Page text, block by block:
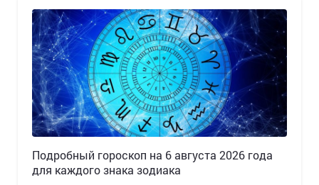
Подробный гороскоп на 6 августа 2026 года
для каждого знака зодиака